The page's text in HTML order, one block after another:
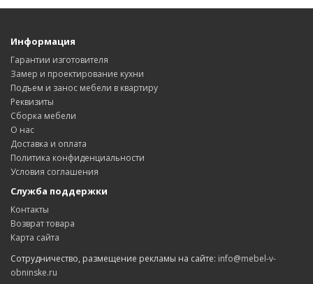
Информация
Гарантии изготовителя
Замер и проектирование кухни
Подъем и занос мебели в квартиру
Реквизиты
Сборка мебели
О нас
Доставка и оплата
Политика конфиденциальности
Условия соглашения
Служба поддержки
Контакты
Возврат товара
Карта сайта
Сотрудничество, размещение рекламы на сайте: info@mebel-v-
obninske.ru